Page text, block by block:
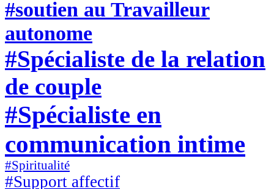
#soutien au Travailleur
autonome
#Spécialiste de la relation
de couple
#Spécialiste en
communication intime
#Spiritualité
#Support affectif